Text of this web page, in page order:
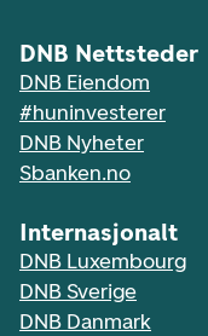
DNB Nettsteder
DNB Eiendom
#huninvesterer
DNB Nyheter
Sbanken.no
Internasjonalt
DNB Luxembourg
DNB Sverige
DNB Danmark